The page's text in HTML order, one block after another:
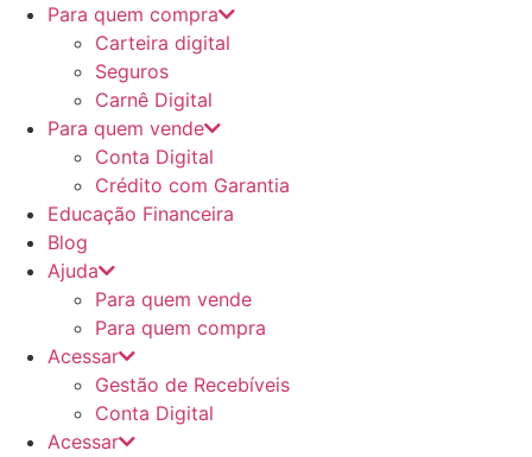
Para quem compra
Carteira digital
Seguros
Carnê Digital
Para quem vende
Conta Digital
Crédito com Garantia
Educação Financeira
Blog
Ajuda
Para quem vende
Para quem compra
Acessar
Gestão de Recebíveis
Conta Digital
Acessar